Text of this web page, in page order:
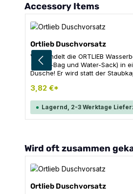
Produktgalerie überspringen
Accessory Items
Ortlieb Duschvorsatz
Verwandelt die ORTLIEB
(Water-Bag und Water-Sack) in
Dusche! Er wird statt der
Blumengießen und
gleichmäßige Berieselung
3,82 €*
Lagernd, 2-3 Werktage
Produktgalerie überspringen
Wird oft zusammen
Ortlieb Duschvorsatz